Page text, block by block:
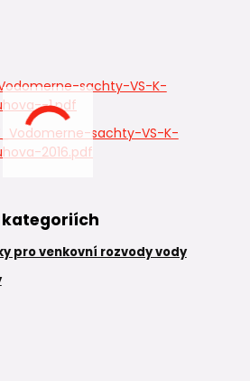
sachty-VS-K-
1.pdf
sachty-VS-K-
2016.pdf
kategoriích
pro venkovní rozvody vody